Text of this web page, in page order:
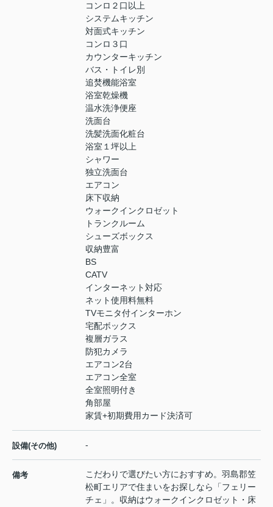
コンロ２口以上
システムキッチン
対面式キッチン
コンロ３口
カウンターキッチン
バス・トイレ別
追焚機能浴室
浴室乾燥機
温水洗浄便座
洗面台
洗髪洗面化粧台
浴室１坪以上
シャワー
独立洗面台
エアコン
床下収納
ウォークインクロゼット
トランクルーム
シューズボックス
収納豊富
BS
CATV
インターネット対応
ネット使用料無料
TVモニタ付インターホン
宅配ボックス
複層ガラス
防犯カメラ
エアコン2台
エアコン全室
全室照明付き
角部屋
家賃+初期費用カード決済可
設備(その他) -
備考
こだわりで選びたい方におすすめ。羽島郡笠
松町エリアで住まいをお探しなら「フェリー
チェ」。収納はウォークインクロゼット・床